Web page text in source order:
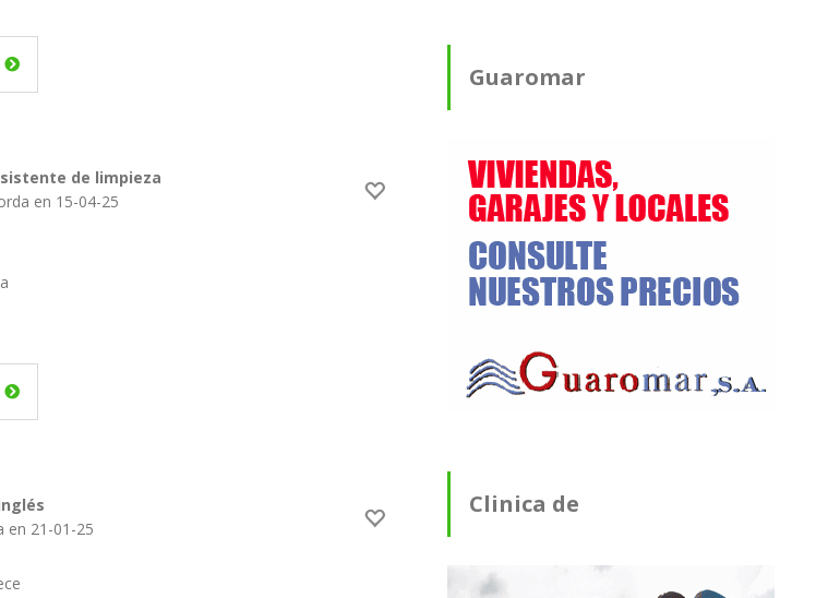
de limpieza
en 15-04-25
en 21-01-25
Guaromar
Clinica de
Fisioterapia